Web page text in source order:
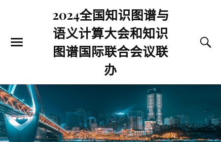
2024全国知识图谱与
语义计算大会和知识
图谱国际联合会议联
办